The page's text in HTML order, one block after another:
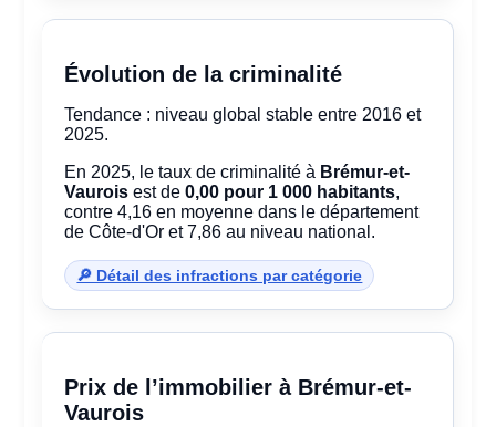
Évolution de la criminalité
Tendance : niveau global stable entre 2016 et
2025.
En 2025, le taux de criminalité à Brémur-et-
Vaurois est de0,00 pour 1 000 habitants,
contre 4,16 en moyenne dans le département
de Côte-d'Or et 7,86 au niveau national.
🔎 Détail des infractions par catégorie
Prix de l’immobilier à Brémur-et-
Vaurois